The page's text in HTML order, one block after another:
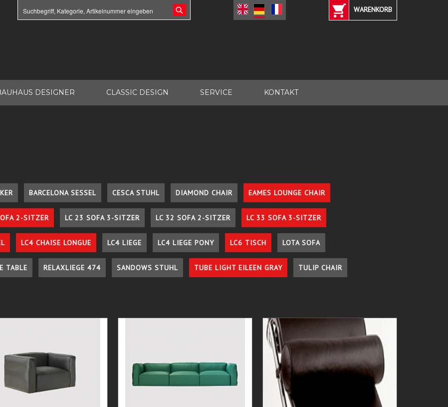
WARENKORB
DESIGNER CLASSIC DESIGN SERVICE KONTAKT
BARCELONA SESSEL CESCA STUHL DIAMOND CHAIR EAMES LOUNGE CHAIR
2-SITZER LC 23 SOFA 3-SITZER LC 32 SOFA 2-SITZER LC 33 SOFA 3-SITZER
LC4 CHAISE LONGUE LC4 LIEGE LC4 LIEGE PONY LC6 TISCH LOTA SOFA
TABLE RELAXLIEGE 474 SANDOWS STUHL TUBE LIGHT EILEEN GRAY TULIP CHAIR